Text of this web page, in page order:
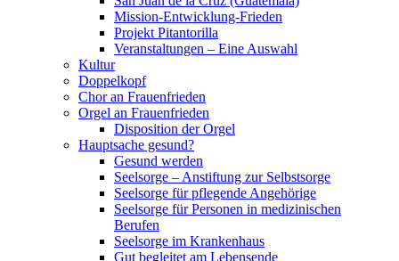
Mission-Entwicklung-Frieden
Projekt Pitantorilla
Veranstaltungen – Eine Auswahl
Kultur
Doppelkopf
Chor an Frauenfrieden
Orgel an Frauenfrieden
Disposition der Orgel
Hauptsache gesund?
Gesund werden
Seelsorge – Anstiftung zur Selbstsorge
Seelsorge für pflegende Angehörige
Seelsorge für Personen in medizinischen
Berufen
Seelsorge im Krankenhaus
Gut begleitet am Lebensende